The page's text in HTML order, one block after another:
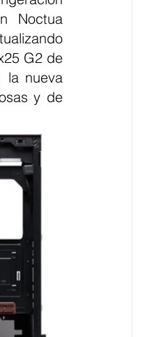
Noctua
G2 de
la nueva
y de